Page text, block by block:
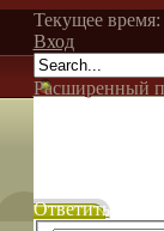
Текущее время:
Вход
Расширенный
Ответить